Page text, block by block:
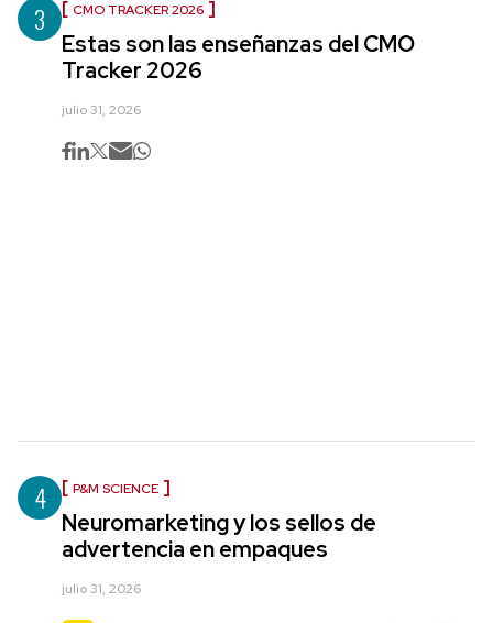
3 CMO TRACKER 2026
Estas son las enseñanzas del CMO
Tracker 2026
julio 31, 2026
4 P&M SCIENCE
Neuromarketing y los sellos de
advertencia en empaques
julio 31, 2026